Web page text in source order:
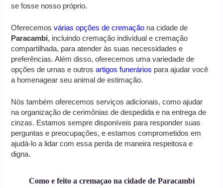
se fosse nosso próprio.
Oferecemosvárias opções de cremação na cidade de
Paracambi, incluindo cremação individual e cremação
compartilhada, para atender às suas necessidades e
preferências. Além disso, oferecemos uma variedade de
opções de urnas e outrosartigos funerários para ajudar você
a homenagear seu animal de estimação.
Nós também oferecemos serviços adicionais, como ajudar
na organização de cerimônias de despedida e na entrega de
cinzas. Estamos sempre disponíveis para responder suas
perguntas e preocupações, e estamos comprometidos em
ajudá-lo a lidar com essa perda de maneira respeitosa e
digna.
Como e feito a cremaçao na cidade de Paracambi